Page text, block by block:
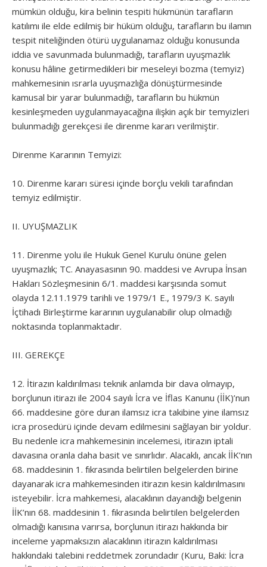
mümkün olduğu, kira belinin tespiti hükmünün tarafların
katılımı ile elde edilmiş bir hüküm olduğu, tarafların bu ilamın
tespit niteliğinden ötürü uygulanamaz olduğu konusunda
iddia ve savunmada bulunmadığı, tarafların uyuşmazlık
konusu hâline getirmedikleri bir meseleyi bozma (temyiz)
mahkemesinin ısrarla uyuşmazlığa dönüştürmesinde
kamusal bir yarar bulunmadığı, tarafların bu hükmün
kesinleşmeden uygulanmayacağına ilişkin açık bir temyizleri
bulunmadığı gerekçesi ile direnme kararı verilmiştir.
Direnme Kararının Temyizi:
10. Direnme kararı süresi içinde borçlu vekili tarafından
temyiz edilmiştir.
II. UYUŞMAZLIK
11. Direnme yolu ile Hukuk Genel Kurulu önüne gelen
uyuşmazlık; TC. Anayasasının 90. maddesi ve Avrupa İnsan
Hakları Sözleşmesinin 6/1. maddesi karşısında somut
olayda 12.11.1979 tarihli ve 1979/1 E., 1979/3 K. sayılı
İçtihadı Birleştirme kararının uygulanabilir olup olmadığı
noktasında toplanmaktadır.
III. GEREKÇE
12. İtirazın kaldırılması teknik anlamda bir dava olmayıp,
borçlunun itirazı ile 2004 sayılı İcra ve İflas Kanunu (İİK)’nun
66. maddesine göre duran ilamsız icra takibine yine ilamsız
icra prosedürü içinde devam edilmesini sağlayan bir yoldur.
Bu nedenle icra mahkemesinin incelemesi, itirazın iptali
davasına oranla daha basit ve sınırlıdır. Alacaklı, ancak İİK’nın
68. maddesinin 1. fıkrasında belirtilen belgelerden birine
dayanarak icra mahkemesinden itirazın kesin kaldırılmasını
isteyebilir. İcra mahkemesi, alacaklının dayandığı belgenin
İİK’nın 68. maddesinin 1. fıkrasında belirtilen belgelerden
olmadığı kanısına varırsa, borçlunun itirazı hakkında bir
inceleme yapmaksızın alacaklının itirazın kaldırılması
hakkındaki talebini reddetmek zorundadır (Kuru, Baki: İcra